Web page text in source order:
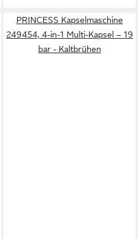
PRINCESS Kapselmaschine
249454, 4-in-1 Multi-Kapsel – 19
bar - Kaltbrühen